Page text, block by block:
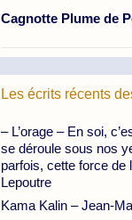
Cagnotte Plume de
Les écrits récents
– L’orage – En soi,
se déroule sous nos
parfois, cette force de
Lepoutre
Kama Kalin – Jean-